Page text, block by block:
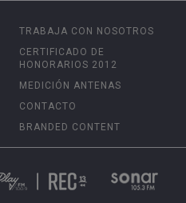
TRABAJA CON NOSOTROS
CERTIFICADO DE
HONORARIOS 2012
MEDICIÓN ANTENAS
CONTACTO
BRANDED CONTENT